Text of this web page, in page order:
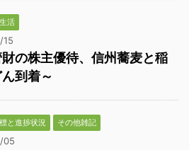
活
15
財の株主優待、信州蕎麦と稲
到着～
と進捗状況 その他雑記
05